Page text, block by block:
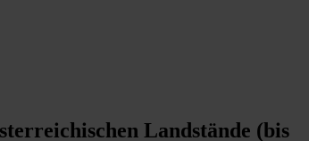
Landstände (bis